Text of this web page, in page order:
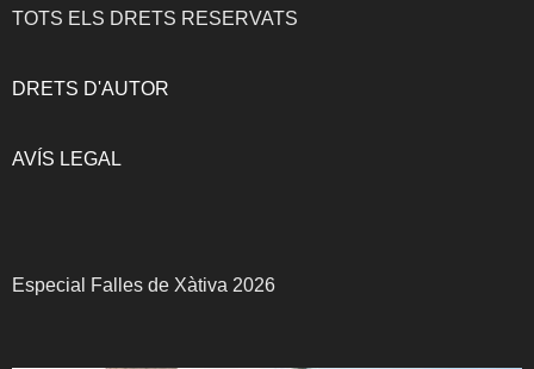
TOTS ELS DRETS RESERVATS
DRETS D'AUTOR
AVÍS LEGAL
Especial Falles de Xàtiva 2026